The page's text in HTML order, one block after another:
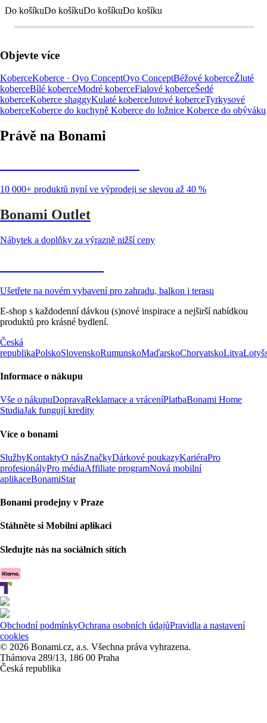
Do košíkuDo košíkuDo košíkuDo košíku
Objevte více
KoberceKoberce · Oyo ConceptOyo ConceptBéžové koberceŽluté
koberceBílé koberceModré koberceFialové koberceŠedé
koberceKoberce shaggyKulaté koberceJutové koberceTyrkysové
koberceKoberce do kuchyně Koberce do ložnice Koberce do obýváku
Právě na Bonami
10 000+ produktů nyní ve výprodeji se slevou až 40 %
Bonami Outlet
Nábytek a doplňky za výrazně nižší ceny
Ušetřete na novém vybavení pro zahradu, balkon i terasu
E-shop s každodenní dávkou (s)nové inspirace a nejširší nabídkou
produktů pro krásné bydlení.
Česká
republikaPolskoSlovenskoRumunskoMaďarskoChorvatskoLitva
Informace o nákupu
Vše o nákupuDopravaReklamace a vráceníPlatbaBonami Home
StudiaJak fungují kredity
Více o bonami
SlužbyKontaktyO násZnačkyDárkové poukazyKariéraPro
profesionályPro médiaAffiliate programNová mobilní
aplikaceBonamiStar
Bonami prodejny v Praze
Stáhněte si Mobilní aplikaci
Sledujte nás na sociálních sítích
Obchodní podmínkyOchrana osobních údajůPravidla a nastavení
cookies
© 2026 Bonami.cz, a.s. Všechna práva vyhrazena.
Thámova 289/13, 186 00 Praha
Česká republika